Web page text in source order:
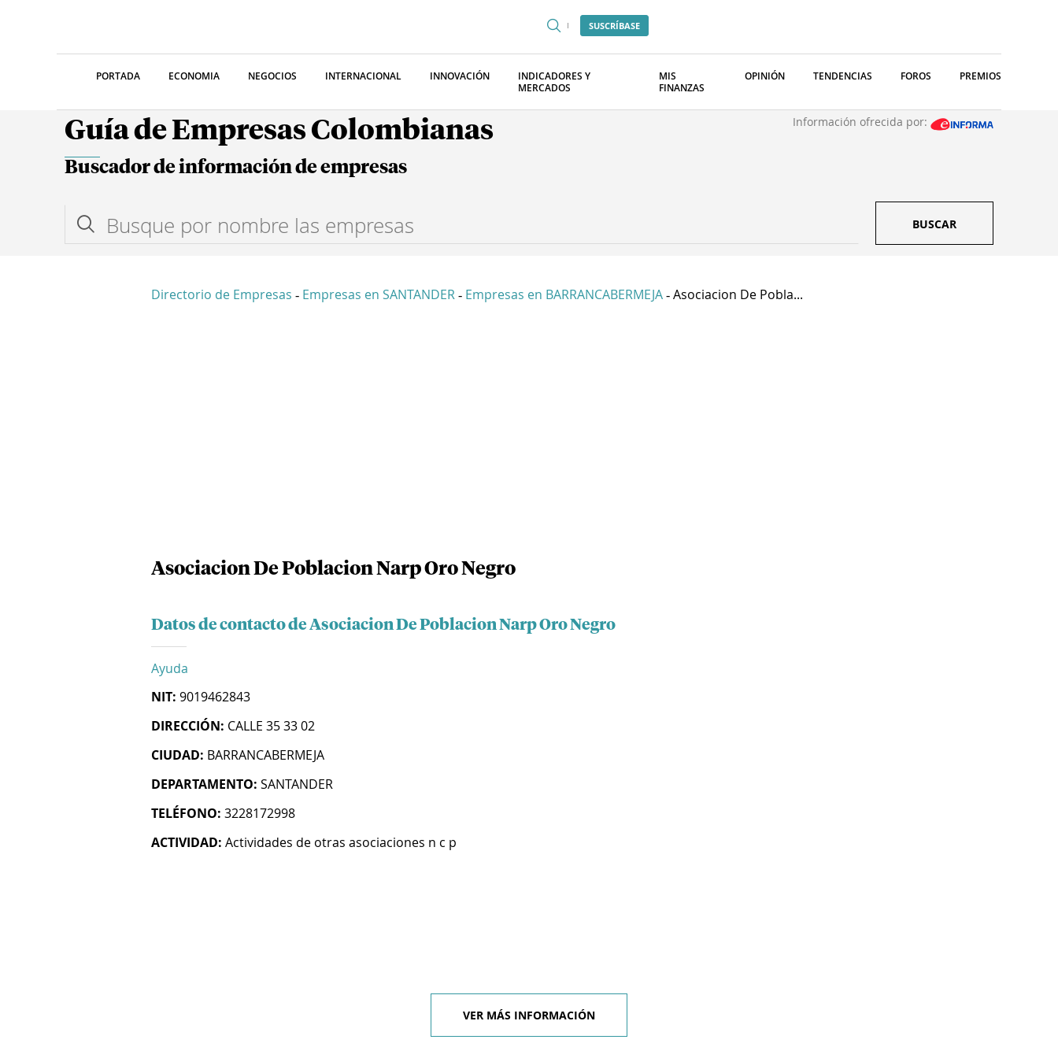
SUSCRÍBASE
PORTADA ECONOMIA NEGOCIOS INTERNACIONAL INNOVACIÓN
INDICADORES Y
MERCADOS
MIS
FINANZAS
OPINIÓN TENDENCIAS FOROS PREMIOS
Guía de Empresas Colombianas Información ofrecida por:
Buscador de información de empresas
BUSCAR
Directorio de Empresas - Empresas en SANTANDER - Empresas en BARRANCABERMEJA - Asociacion De Pobla...
Asociacion De Poblacion Narp Oro Negro
Datos de contacto de Asociacion De Poblacion Narp Oro Negro
Ayuda
NIT: 9019462843
DIRECCIÓN: CALLE 35 33 02
CIUDAD: BARRANCABERMEJA
DEPARTAMENTO: SANTANDER
TELÉFONO: 3228172998
ACTIVIDAD: Actividades de otras asociaciones n c p
VER MÁS INFORMACIÓN